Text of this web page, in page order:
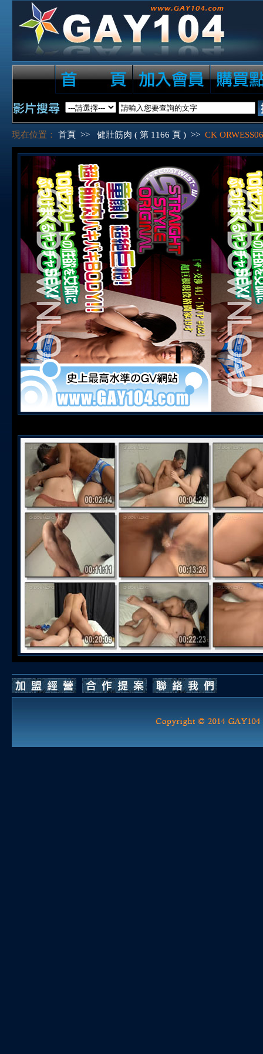
現在位置： 首頁 >> 健壯筋肉 ( 第 1166 頁 ) >> CK